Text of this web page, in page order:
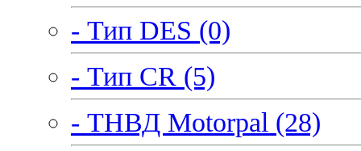
- Тип DES (0)
- Тип CR (5)
- ТНВД Motorpal (28)